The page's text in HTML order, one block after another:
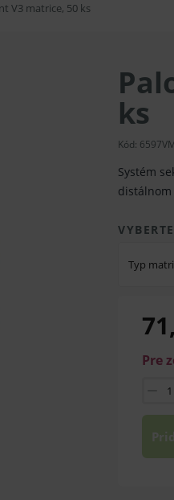
V3 matrice, 50 ks
ks
Kód:
Systém
distálnom
Typ
Pre